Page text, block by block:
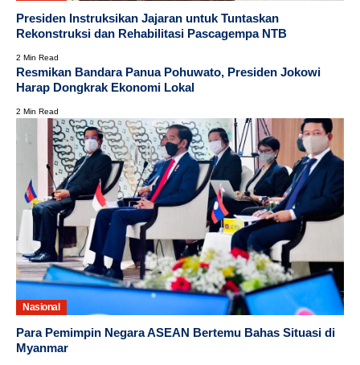
Presiden Instruksikan Jajaran untuk Tuntaskan
Rekonstruksi dan Rehabilitasi Pascagempa NTB
2 Min Read
Resmikan Bandara Panua Pohuwato, Presiden Jokowi
Harap Dongkrak Ekonomi Lokal
2 Min Read
Nasional
Para Pemimpin Negara ASEAN Bertemu Bahas Situasi di
Myanmar